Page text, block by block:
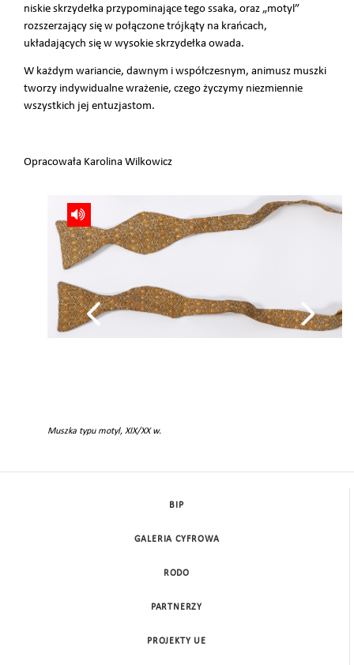
niskie skrzydełka przypominające tego ssaka, oraz „motyl”
rozszerzający się w połączone trójkąty na krańcach,
układających się w wysokie skrzydełka owada.
W każdym wariancie, dawnym i współczesnym, animusz muszki
tworzy indywidualne wrażenie, czego życzymy niezmiennie
wszystkich jej entuzjastom.
Opracowała Karolina Wilkowicz
Muszka typu motyl, XIX/XX w.
BIP
GALERIA CYFROWA
RODO
PARTNERZY
PROJEKTY UE